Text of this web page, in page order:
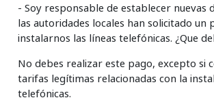
- Soy responsable de establecer nuevas
las autoridades locales han solicitado un
instalarnos las líneas telefónicas. ¿Que
No debes realizar este pago, excepto si
tarifas legítimas relacionadas con la
telefónicas.